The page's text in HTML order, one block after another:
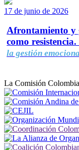
17 de junio de 2026
Afrontamiento y
como resistencia.
la gestión
La Comisión